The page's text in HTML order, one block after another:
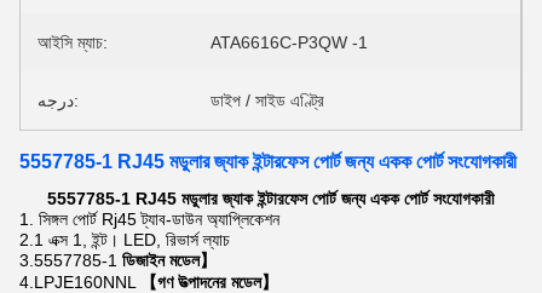
আইসি ম্যাচ: ATA6616C-P3QW -1
درجه: ডাইপ / সাইড এণ্ট্রি
5557785-1 RJ45 মডুলার জ্যাক ইন্টারফেস পোর্ট জন্য একক পোর্ট সংযোগকারী
5557785-1 RJ45 মডুলার জ্যাক ইন্টারফেস পোর্ট জন্য একক পোর্ট সংযোগকারী
1. সিঙ্গল পোর্ট Rj45 ট্যাব-ডাউন অ্যাপ্লিকেশন
2.1 এক্স 1, ইন্ট। LED, রিভার্স ল্যাচ
3.5557785-1 ডিজাইন মডেল】
4.LPJE160NNL
【গণ উত্পাদনের মডেল】